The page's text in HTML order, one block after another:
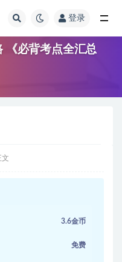
登录
《必背考点全汇总
文
3.6金币
免费